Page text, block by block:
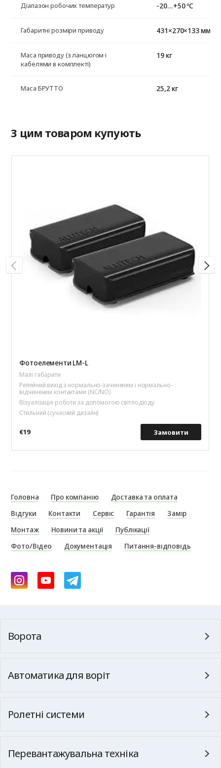
Діапазон робочих температур -20…+50 ºС
Габаритні розміри приводу 431×270×133 мм
Маса приводу (з ланцюгом і
кабелями в комплекті)
19 кг
Маса БРУТТО 25,2 кг
З цим товаром купують
Фотоелементи LM-L
Малі габарити
Релейний вихід з нормально-зачиненим і нормально-
відчиненим контактами (NC/NO)
Візуалізація роботи за допомогою світлодіоду
Стильний (сучасний дизайн)
€19 Замовити
Головна Про компанію
Доставка та оплата
Відгуки
Контакти Сервіс Гарантія
Замір
Монтаж
Новини та акції
Публікації
Фото/Відео
Документація Питання-відповідь
Ворота
Автоматика для воріт
Ролетні системи
Перевантажувальна техніка